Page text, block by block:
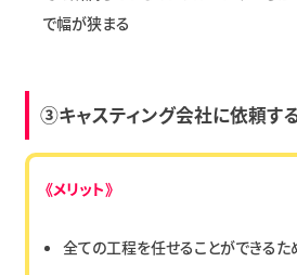
で幅が狭まる
③キャスティング会社に依頼す
《メリット》
全ての工程を任せることができるた